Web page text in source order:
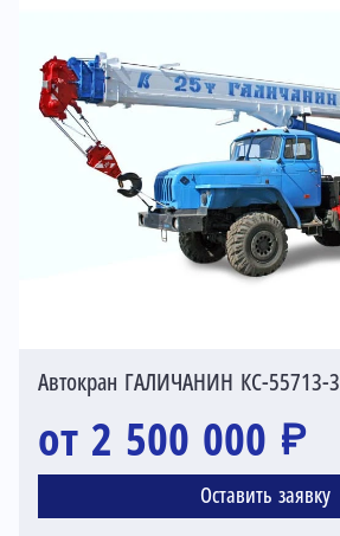
Автокран ГАЛИЧАНИН КС-55713-3
от 2 500 000 ₽
Оставить заявку